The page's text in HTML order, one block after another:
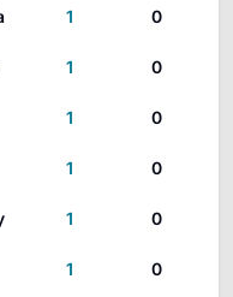
1 0
1 0
1 0
1 0
1 0
1 0